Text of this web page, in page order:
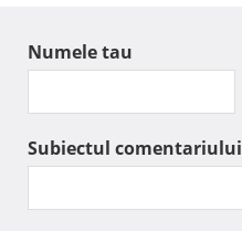
Numele tau
Subiectul comentariului